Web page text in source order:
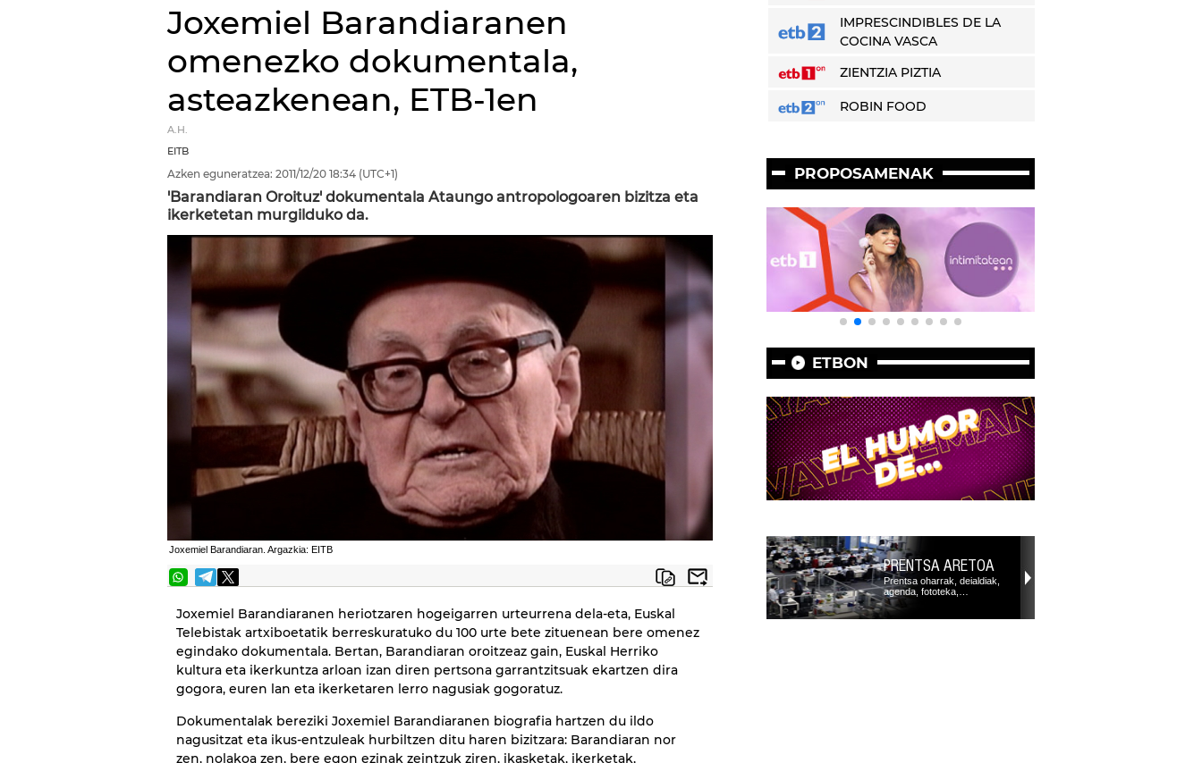
Joxemiel Barandiaranen
omenezko dokumentala,
asteazkenean, ETB-1en
A.H.
EITB
Azken eguneratzea: 2011/12/20 18:34 (UTC+1)
'Barandiaran Oroituz' dokumentala Ataungo antropologoaren bizitza eta
ikerketetan murgilduko da.
Joxemiel Barandiaran. Argazkia: EITB
Joxemiel Barandiaranen heriotzaren hogeigarren urteurrena dela-eta, Euskal
Telebistak artxiboetatik berreskuratuko du 100 urte bete zituenean bere omenez
egindako dokumentala. Bertan, Barandiaran oroitzeaz gain, Euskal Herriko
kultura eta ikerkuntza arloan izan diren pertsona garrantzitsuak ekartzen dira
gogora, euren lan eta ikerketaren lerro nagusiak gogoratuz.
Dokumentalak bereziki Joxemiel Barandiaranen biografia hartzen du ildo
nagusitzat eta ikus-entzuleak hurbiltzen ditu haren bizitzara: Barandiaran nor
zen, nolakoa zen, bere egon ezinak zeintzuk ziren, ikasketak, ikerketak,
IMPRESCINDIBLES DE LA
COCINA VASCA
ZIENTZIA PIZTIA
ROBIN FOOD
PROPOSAMENAK
ETBON
PRENTSA ARETOA
Prentsa oharrak, deialdiak,
agenda, fototeka,…